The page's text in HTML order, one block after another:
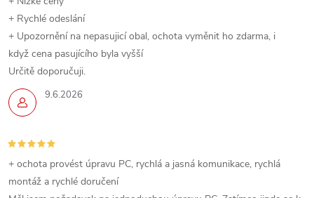
9.6.2026
+ Rychlé odeslání
+ Upozornění na nepasujicí obal, ochota vyměnit ho zdarma, i
když cena pasujícího byla vyšší
Určitě doporučuji.
+ ochota provést úpravu PC, rychlá a jasná komunikace, rychlá
montáž a rychlé doručení